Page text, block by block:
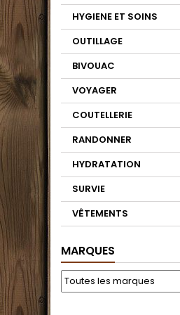
HYGIENE ET SOINS
OUTILLAGE
BIVOUAC
VOYAGER
COUTELLERIE
RANDONNER
HYDRATATION
SURVIE
VÊTEMENTS
MARQUES